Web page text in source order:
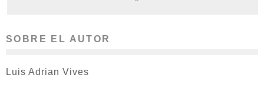
SOBRE EL AUTOR
Luis Adrian Vives